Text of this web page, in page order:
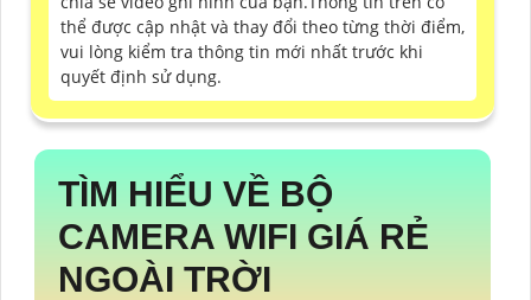
thể được cập nhật và thay đổi theo từng thời điểm,
vui lòng kiểm tra thông tin mới nhất trước khi
quyết định sử dụng.
TÌM HIỂU VỀ BỘ
CAMERA WIFI GIÁ RẺ
NGOÀI TRỜI